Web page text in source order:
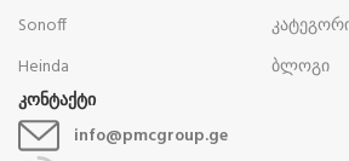
Sonoff
Heinda
ბლოგი
კონტაქტი
info@pmcgroup.ge